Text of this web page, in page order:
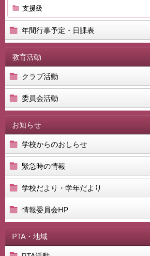
支援級
年間行事予定・日課表
教育活動
クラブ活動
委員会活動
お知らせ
学校からのおしらせ
緊急時の情報
学校だより・学年だより
情報委員会HP
PTA・地域